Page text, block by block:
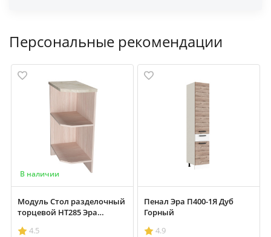
Персональные рекомендации
В наличии
Модуль Стол разделочный
торцевой НТ285 Эра
4.5
Пенал Эра П400-1Я Дуб
Горный
4.9